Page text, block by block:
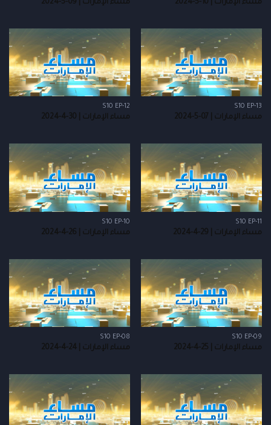
مساء الإمارات | 10-5-2024 مساء الإمارات | 09-5-2024
S10 EP-13
مساء الإمارات | 07-5-2024
S10 EP-12
مساء الإمارات | 30-4-2024
S10 EP-11
مساء الإمارات | 29-4-2024
S10 EP-10
مساء الإمارات | 26-4-2024
S10 EP-09
مساء الإمارات | 25-4-2024
S10 EP-08
مساء الإمارات | 24-4-2024